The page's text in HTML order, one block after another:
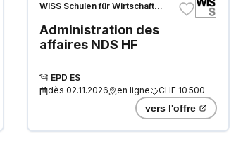
WISS Schulen für Wirtschaft
Administration des
affaires NDS HF
EPD ES
dès 02.11.2026 en ligne CHF 10 500
vers l'offre